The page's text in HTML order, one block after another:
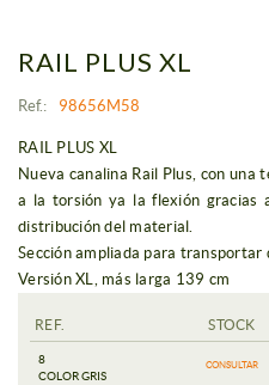
RAIL PLUS XL
Ref.: 98656M58
RAIL PLUS XL
Nueva canalina Rail Plus, con una
a la torsión ya la flexión gracias
distribución del material.
Sección ampliada para
Versión XL, más larga 139 cm
REF. STOCK
8
COLOR GRIS
CONSULTAR